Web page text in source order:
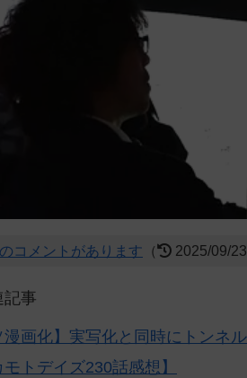
コメントがあります （ 2025/09/
事
漫画化】実写化と同時にトンネ
モトデイズ230話感想】